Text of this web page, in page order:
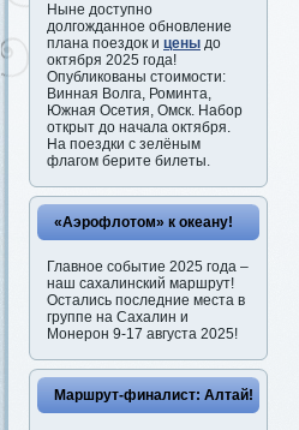
Ныне доступно
долгожданное обновление
плана поездок и цены до
октября 2025 года!
Опубликованы стоимости:
Винная Волга, Роминта,
Южная Осетия, Омск. Набор
открыт до начала октября.
На поездки с зелёным
флагом берите билеты.
«Аэрофлотом» к океану!
Главное событие 2025 года –
наш сахалинский маршрут!
Остались последние места в
группе на Сахалин и
Монерон 9-17 августа 2025!
Маршрут-финалист: Алтай!